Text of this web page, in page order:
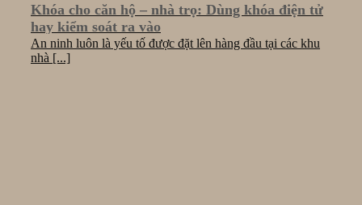
Khóa cho căn hộ – nhà trọ: Dùng khóa điện tử
hay kiểm soát ra vào
An ninh luôn là yếu tố được đặt lên hàng đầu tại các khu
nhà [...]